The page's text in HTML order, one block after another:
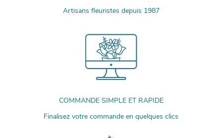
Artisans fleuristes depuis 1987
COMMANDE SIMPLE ET RAPIDE
Finalisez votre commande en quelques clics